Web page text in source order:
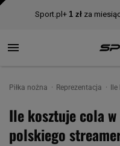
Piłka nożna Reprezentacja
Ile kosztuje cola
polskiego